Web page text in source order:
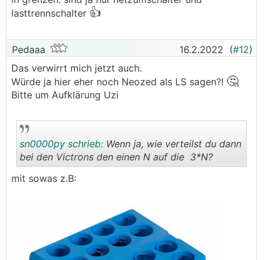
lasttrennschalter 👍
Pedaaa 16.2.2022 (#12)
Das verwirrt mich jetzt auch.
Würde ja hier eher noch Neozed als LS sagen?! 🤔
Bitte um Aufklärung Uzi
sn0000py schrieb: Wenn ja, wie verteilst du dann
bei den Victrons den einen N auf die 3*N?
mit sowas z.B: